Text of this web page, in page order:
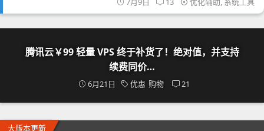
腾讯云￥99 轻量 VPS 终于补货了！绝对值，并支持
续费同价…
6月21日 优惠 购物 21
大版本更新